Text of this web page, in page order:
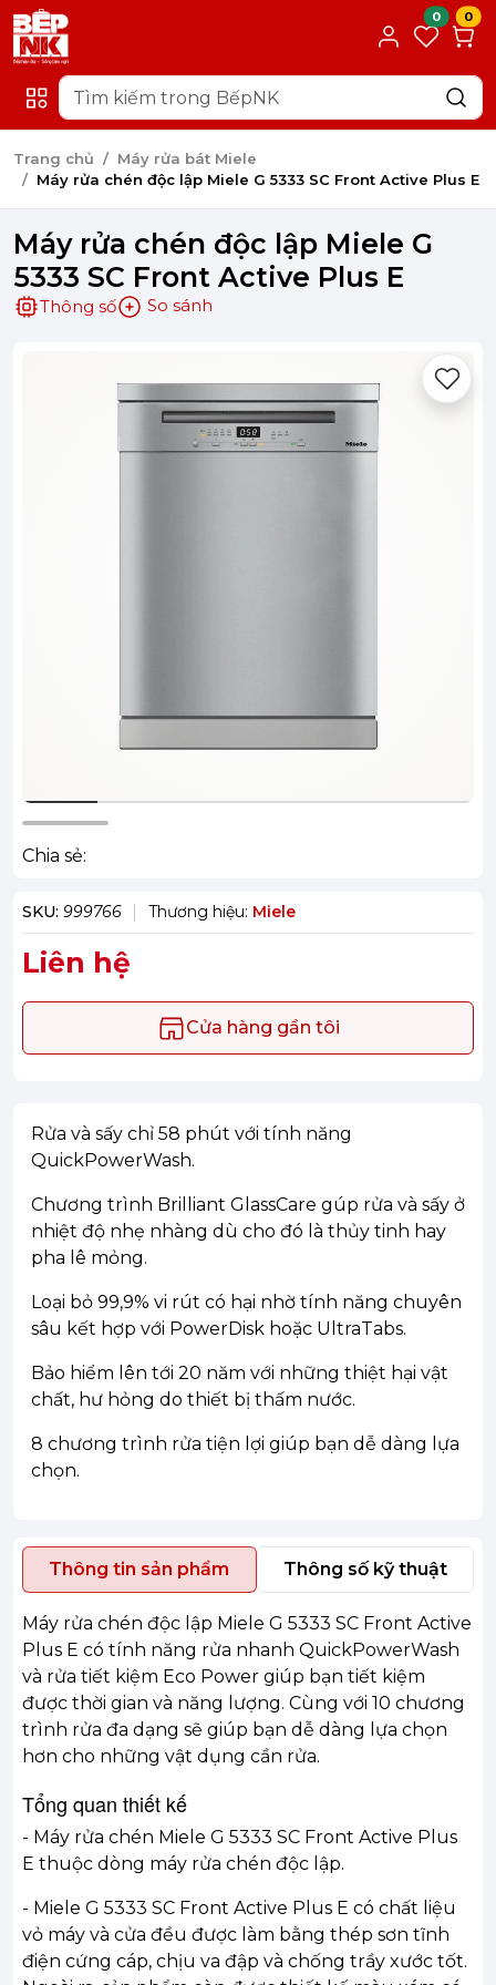
0 0
Trang chủ
Máy rửa bát Miele
Máy rửa chén độc lập Miele G 5333 SC Front Active Plus E
Máy rửa chén độc lập Miele G
5333 SC Front Active Plus E
Thông số So sánh
Chia sẻ:
SKU: 999766 Thương hiệu: Miele
Liên hệ
Cửa hàng gần tôi
Rửa và sấy chỉ 58 phút với tính năng
QuickPowerWash.
Chương trình Brilliant GlassCare gúp rửa và sấy ở
nhiệt độ nhẹ nhàng dù cho đó là thủy tinh hay
pha lê mỏng.
Loại bỏ 99,9% vi rút có hại nhờ tính năng chuyên
sâu kết hợp với PowerDisk hoặc UltraTabs.
Bảo hiểm lên tới 20 năm với những thiệt hại vật
chất, hư hỏng do thiết bị thấm nước.
8 chương trình rửa tiện lợi giúp bạn dễ dàng lựa
chọn.
Thông tin sản phẩm Thông số kỹ thuật
Máy rửa chén độc lập Miele G 5333 SC Front Active
Plus E có tính năng rửa nhanh QuickPowerWash
và rửa tiết kiệm Eco Power giúp bạn tiết kiệm
được thời gian và năng lượng. Cùng với 10 chương
trình rửa đa dạng sẽ giúp bạn dễ dàng lựa chọn
hơn cho những vật dụng cần rửa.
Tổng quan thiết kế
- Máy rửa chén Miele G 5333 SC Front Active Plus
E thuộc dòng máy rửa chén độc lập.
- Miele G 5333 SC Front Active Plus E có chất liệu
vỏ máy và cửa đều được làm bằng thép sơn tĩnh
điện cứng cáp, chịu va đập và chống trầy xước tốt.